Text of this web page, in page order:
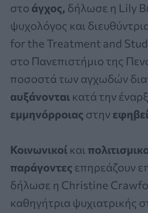
στο άγχος, δήλωσε η Lily
ψυχολόγος και
for the Treatment and
στο Πανεπιστήμιο της
ποσοστά των αγχωδών
αυξάνονται κατά την
εμμηνόρροιας στην
Κοινωνικοί και
παράγοντες επηρεάζουν
δήλωσε η Christine
καθηγήτρια ψυχιατρικής